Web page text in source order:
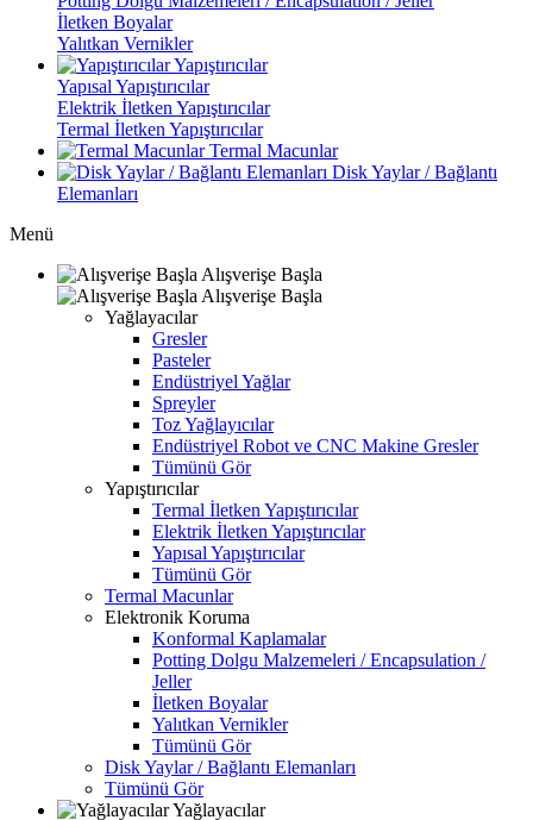
İletken Boyalar
Yalıtkan Vernikler
Yapıştırıcılar
Yapısal Yapıştırıcılar
Elektrik İletken Yapıştırıcılar
Termal İletken Yapıştırıcılar
Termal Macunlar
Disk Yaylar / Bağlantı
Elemanları
Menü
Alışverişe Başla
Alışverişe Başla
Yağlayacılar
Gresler
Pasteler
Endüstriyel Yağlar
Spreyler
Toz Yağlayıcılar
Endüstriyel Robot ve CNC Makine Gresler
Tümünü Gör
Yapıştırıcılar
Termal İletken Yapıştırıcılar
Elektrik İletken Yapıştırıcılar
Yapısal Yapıştırıcılar
Tümünü Gör
Termal Macunlar
Elektronik Koruma
Konformal Kaplamalar
Potting Dolgu Malzemeleri / Encapsulation /
Jeller
İletken Boyalar
Yalıtkan Vernikler
Tümünü Gör
Disk Yaylar / Bağlantı Elemanları
Tümünü Gör
Yağlayacılar